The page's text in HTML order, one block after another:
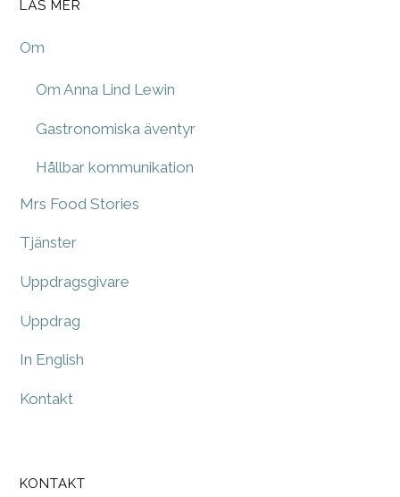
LÄS MER
Om
Om Anna Lind Lewin
Gastronomiska äventyr
Hållbar kommunikation
Mrs Food Stories
Tjänster
Uppdragsgivare
Uppdrag
In English
Kontakt
KONTAKT